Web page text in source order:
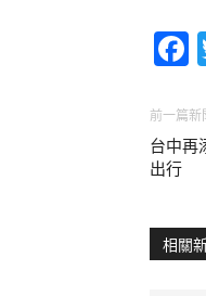
前一篇新
台中再
出行
相關